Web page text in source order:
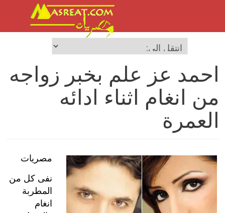
احمد عز علم بخبر زواجه
من انغام اثناء ادائه
العمرة
مصريات
نفى كل من
المطربة
انغام